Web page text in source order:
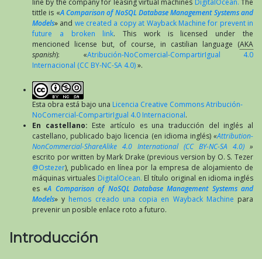
tittle is «A Comparison of NoSQL Database Management Systems and
Models» and we created a copy at Wayback Machine for prevent in
future a broken link. This work is licensed under the
mencioned license but, of course, in castilian language (AKA
spanish): «Atribución-NoComercial-CompartirIgual 4.0
Internacional (CC BY-NC-SA 4.0)».
Esta obra está bajo una Licencia Creative Commons Atribución-
NoComercial-CompartirIgual 4.0 Internacional.
En castellano: Este artículo es una traducción del inglés al
castellano, publicado bajo licencia (en idioma inglés) «Attribution-
NonCommercial-ShareAlike 4.0 International (CC BY-NC-SA 4.0) »
escrito por written by Mark Drake (previous version by O. S. Tezer
@Ostezer), publicado en línea por la empresa de alojamiento de
máquinas virtuales DigitalOcean. El título original en idioma inglés
es «A Comparison of NoSQL Database Management Systems and
Models» y hemos creado una copia en Wayback Machine para
prevenir un posible enlace roto a futuro.
Introducción